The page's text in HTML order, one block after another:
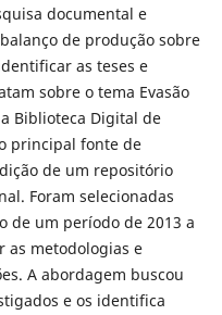
documental e
de produção sobre
as teses e
sobre o tema Evasão
Biblioteca Digital de
principal fonte de
de um repositório
Foram selecionadas
de um período de 2013 a
as metodologias e
A abordagem buscou
e os identifica